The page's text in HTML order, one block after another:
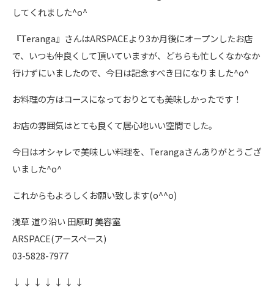
してくれました^o^
『Teranga』さんはARSPACEより3か月後にオープンしたお店
で、いつも仲良くして頂いていますが、どちらも忙しくなかなか
行けずにいましたので、今日は記念すべき日になりました^o^
お料理の方はコースになっておりとても美味しかったです！
お店の雰囲気はとても良くて居心地いい空間でした。
今日はオシャレで美味しい料理を、Terangaさんありがとうござ
いました^o^
これからもよろしくお願い致します(o^^o)
浅草 道り沿い 田原町 美容室
ARSPACE(アースペース)
03-5828-7977
↓ ↓ ↓ ↓ ↓ ↓ ↓